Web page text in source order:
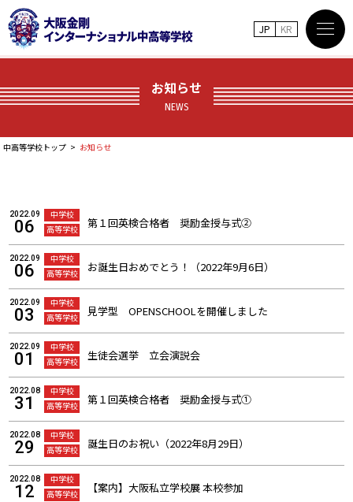
お知らせ
NEWS
中高等学校トップ お知らせ
JP KR
2022.09
06
中学校
高等学校
第１回英検合格者 奨励金授与式②
2022.09
06
中学校
高等学校
お誕生日おめでとう！（2022年9月6日）
2022.09
03
中学校
高等学校
見学型 OPENSCHOOLを開催しました
2022.09
01
中学校
高等学校
生徒会選挙 立会演説会
2022.08
31
中学校
高等学校
第１回英検合格者 奨励金授与式①
2022.08
29
中学校
高等学校
誕生日のお祝い（2022年8月29日）
2022.08
12
中学校
高等学校
【案内】大阪私立学校展 本校参加